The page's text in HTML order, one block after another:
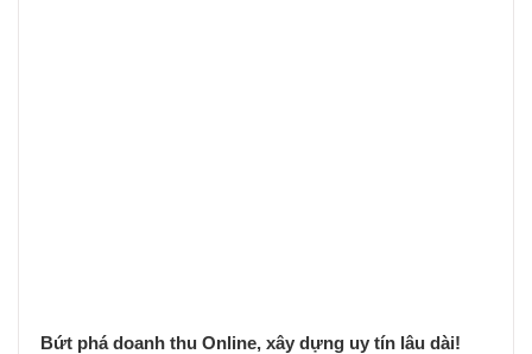
Bứt phá doanh thu Online, xây dựng uy tín lâu dài!